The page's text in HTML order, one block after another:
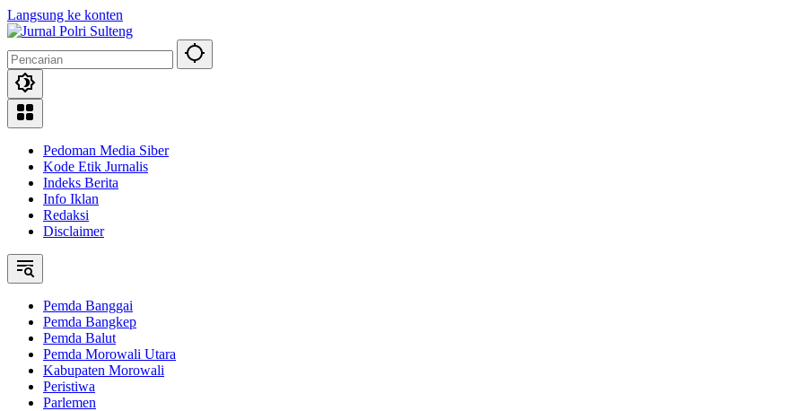
Langsung ke konten
Pedoman Media Siber
Kode Etik Jurnalis
Indeks Berita
Info Iklan
Redaksi
Disclaimer
Pemda Banggai
Pemda Bangkep
Pemda Balut
Pemda Morowali Utara
Kabupaten Morowali
Peristiwa
Parlemen